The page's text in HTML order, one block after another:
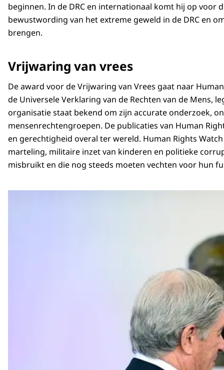
beginnen. In de DRC en internationaal komt hij op
bewustwording van het extreme geweld in de DRC en
brengen.
Vrijwaring van vrees
De award voor de Vrijwaring van Vrees gaat naar
de Universele Verklaring van de Rechten van de Mens,
organisatie staat bekend om zijn accurate onderzoek,
mensenrechtengroepen. De publicaties van Human
en gerechtigheid overal ter wereld. Human Rights
marteling, militaire inzet van kinderen en politieke
misbruikt en die nog steeds moeten vechten voor hun